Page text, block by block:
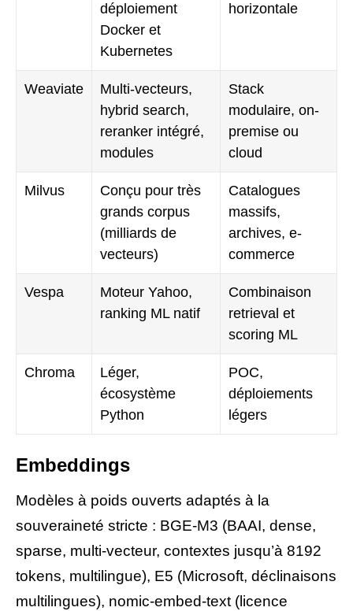
déploiement
Docker et
Kubernetes
horizontale
Weaviate
Multi-vecteurs,
hybrid search,
reranker intégré,
modules
Stack
modulaire, on-
premise ou
cloud
Milvus
Conçu pour très
grands corpus
(milliards de
vecteurs)
Catalogues
massifs,
archives, e-
commerce
Vespa
Moteur Yahoo,
ranking ML natif
Combinaison
retrieval et
scoring ML
Chroma
Léger,
écosystème
Python
POC,
déploiements
légers
Embeddings
Modèles à poids ouverts adaptés à la
souveraineté stricte : BGE-M3 (BAAI, dense,
sparse, multi-vecteur, contextes jusqu’à 8192
tokens, multilingue), E5 (Microsoft, déclinaisons
multilingues), nomic-embed-text (licence